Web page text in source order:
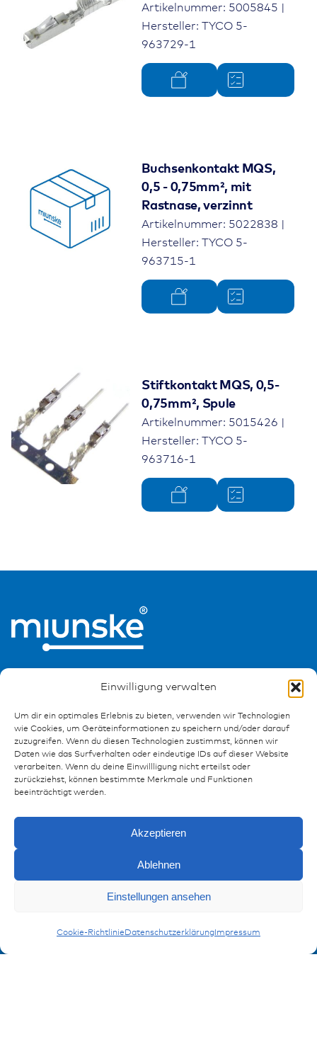
Einwilligung verwalten
Um dir ein optimales Erlebnis zu bieten, verwenden wir Technologien
wie Cookies, um Geräteinformationen zu speichern und/oder darauf
zuzugreifen. Wenn du diesen Technologien zustimmst, können wir
Daten wie das Surfverhalten oder eindeutige IDs auf dieser Website
verarbeiten. Wenn du deine Einwillligung nicht erteilst oder
zurückziehst, können bestimmte Merkmale und Funktionen
beeinträchtigt werden.
Akzeptieren
Ablehnen
Einstellungen ansehen
Cookie-Richtlinie Datenschutzerklärung Impressum
MQS Kontakte
Artikelnummer: 5005845 |
Hersteller: TYCO 5-
963729-1
Buchsenkontakt MQS,
0,5 - 0,75mm², mit
Rastnase, verzinnt
Artikelnummer: 5022838 |
Hersteller: TYCO 5-
963715-1
Stiftkontakt MQS, 0,5-
0,75mm², Spule
Artikelnummer: 5015426 |
Hersteller: TYCO 5-
963716-1
Ressourcen
Publikationen
Referenzen
Downloads
Impressum
FAQ